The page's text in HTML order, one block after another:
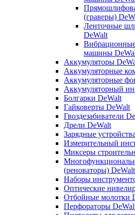
(граверы)
Ленточные
DeWalt
машины
Аккумуляторы
Аккумуляторные
Аккумуляторные
Аккумуляторный
Болгарки DeWalt
Гайковерты DeWalt
Гвоздезабиватели
Дрели DeWalt
Зарядные
Измерительный
Миксеры
(реноваторы) DeWalt
Наборы
Оптические
Отбойные молотки
Перфораторы